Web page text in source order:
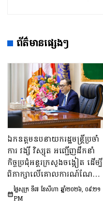
ព័ត៌មានផ្សេងៗ
ឯកឧត្តមឧបនាយករដ្ឋមន្រ្តីប្រចាំ
ការ វង្សី វិស្សុត អញ្ជើញដឹកនាំ
កិច្ចប្រជុំអន្តរក្រសួងចង្អៀត ដើម្បី
ពិភាក្សាលើគោលការណ៍​ណែនាំ
ស្តីពីការរៀបចំប្រកាស ប្រកាស
អន្តរក្រសួង និងប្រកាសរួម របស់
ថ្ងៃសុក្រ ទី៧ ខែសីហា ឆ្នាំ២០២៦, ០៩:២១
PM